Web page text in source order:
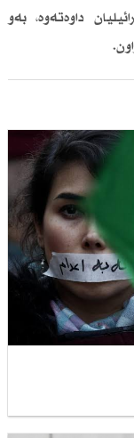
داوەتەوە، بەو